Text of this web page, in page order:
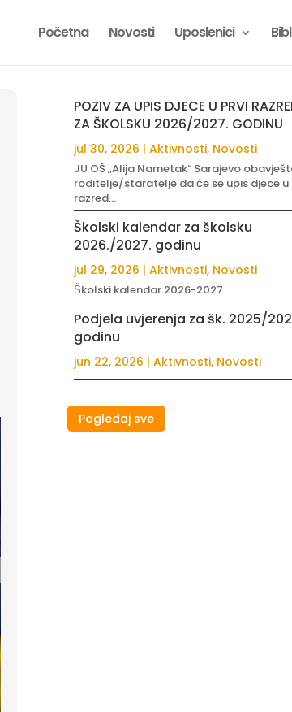
Početna Novosti Uposlenici
POZIV ZA UPIS DJECE U PRVI
ZA ŠKOLSKU 2026/2027. GODINU
jul 30, 2026 | Aktivnosti, Novosti
JU OŠ „Alija Nametak“ Sarajevo
roditelje/staratelje da će se upis djece u
razred...
Školski kalendar za školsku
2026./2027. godinu
jul 29, 2026 | Aktivnosti, Novosti
Školski kalendar 2026-2027
Podjela uvjerenja za šk. 2025/
godinu
jun 22, 2026 | Aktivnosti, Novosti
Pogledaj sve